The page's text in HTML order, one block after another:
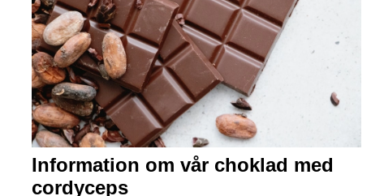
Information om vår choklad med
cordyceps